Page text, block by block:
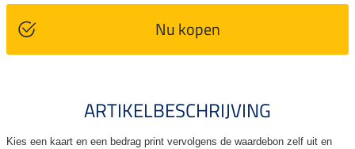
Nu kopen
ARTIKELBESCHRIJVING
Kies een kaart en een bedrag print vervolgens de waardebon zelf uit en